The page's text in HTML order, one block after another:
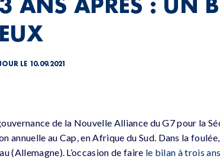
LE 10.09.2021
de la Nouvelle Alliance du G7 pour la
annuelle au Cap, en Afrique du Sud. Dans la
(Allemagne). L’occasion de faire le bilan à trois